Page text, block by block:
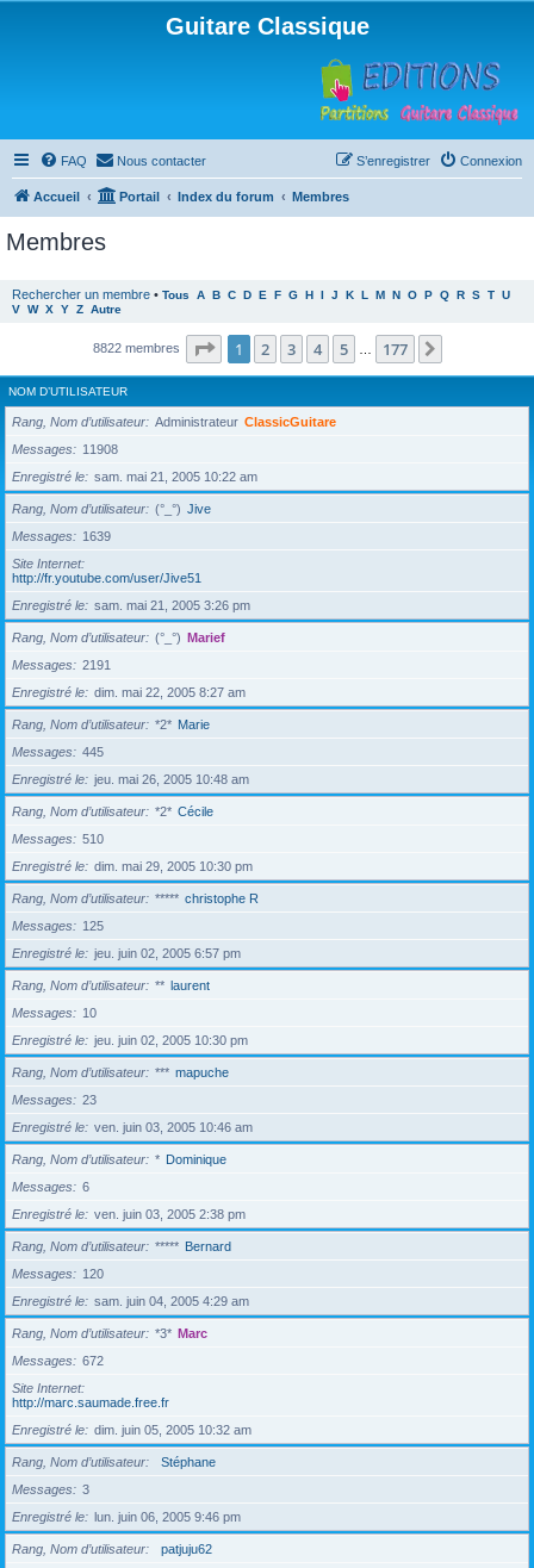
Guitare Classique
FAQ Nous contacter Connexion
S’enregistrer
Accueil Portail Index du forum Membres
Membres
Rechercher un membre • Tous A B C D E F G H I J K L M N O P Q R S T U
V W X Y Z Autre
8822 membres Page 1sur177
1 2 3 4 5 177
NOM D’UTILISATEUR
Rang, Nom d’utilisateur Administrateur ClassicGuitare
Messages
11908
Enregistré le
sam. mai 21, 2005 10:22 am
Rang, Nom d’utilisateur (°_°) Jive
Messages
1639
Site Internet
http://fr.youtube.com/user/Jive51
Enregistré le
sam. mai 21, 2005 3:26 pm
Rang, Nom d’utilisateur (°_°) Marief
Messages
2191
Enregistré le
dim. mai 22, 2005 8:27 am
Rang, Nom d’utilisateur *2* Marie
Messages
445
Enregistré le
jeu. mai 26, 2005 10:48 am
Rang, Nom d’utilisateur *2* Cécile
Messages
510
Enregistré le
dim. mai 29, 2005 10:30 pm
Rang, Nom d’utilisateur ***** christophe R
Messages
125
Enregistré le
jeu. juin 02, 2005 6:57 pm
Rang, Nom d’utilisateur ** laurent
Messages
10
Enregistré le
jeu. juin 02, 2005 10:30 pm
Rang, Nom d’utilisateur *** mapuche
Messages
23
Enregistré le
ven. juin 03, 2005 10:46 am
Rang, Nom d’utilisateur * Dominique
Messages
6
Enregistré le
ven. juin 03, 2005 2:38 pm
Rang, Nom d’utilisateur ***** Bernard
Messages
120
Enregistré le
sam. juin 04, 2005 4:29 am
Rang, Nom d’utilisateur *3* Marc
Messages
672
Site Internet
http://marc.saumade.free.fr
Enregistré le
dim. juin 05, 2005 10:32 am
Rang, Nom d’utilisateur
Stéphane
Messages
3
Enregistré le
lun. juin 06, 2005 9:46 pm
Rang, Nom d’utilisateur
patjuju62